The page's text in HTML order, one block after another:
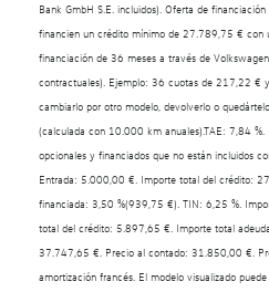
Bank GmbH S.E. incluidos). Oferta de
financien un crédito mínimo de 27.789,75 € con
financiación de 36 meses a través de
contractuales). Ejemplo: 36 cuotas de 217,22 €
cambiarlo por otro modelo, devolverlo o
(calculada con 10.000 km anuales).TAE: 7,84 %.
opcionales y financiados que no están incluidos
Entrada: 5.000,00 €. Importe total del crédito:
financiada: 3,50 %(939,75 €). TIN: 6,25 %.
total del crédito: 5.897,65 €. Importe total
37.747,65 €. Precio al contado: 31.850,00 €.
amortización francés. El modelo visualizado